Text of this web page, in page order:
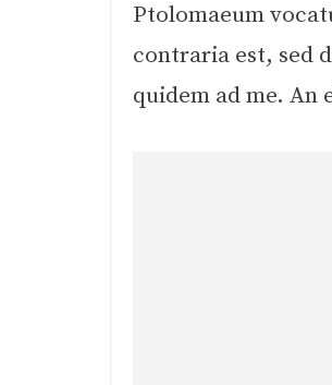
Ptolomaeum
contraria est, sed
quidem ad me. An